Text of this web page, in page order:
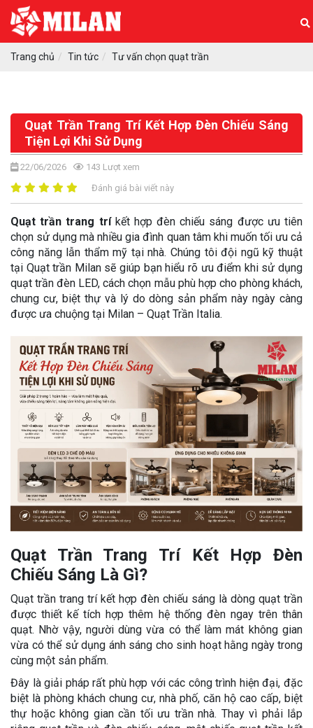
Trang chủ Tin tức Tư vấn chọn quạt trần
Quạt Trần Trang Trí Kết Hợp Đèn Chiếu Sáng
Tiện Lợi Khi Sử Dụng
22/06/2026 143 Lượt xem
Đánh giá bài viết này
Quạt trần trang trí kết hợp đèn chiếu sáng được ưu tiên
chọn sử dụng mà nhiều gia đình quan tâm khi muốn tối ưu cả
công năng lẫn thẩm mỹ tại nhà. Chúng tôi đội ngũ kỹ thuật
tại Quạt trần Milan sẽ giúp bạn hiểu rõ ưu điểm khi sử dụng
quạt trần đèn LED, cách chọn mẫu phù hợp cho phòng khách,
chung cư, biệt thự và lý do dòng sản phẩm này ngày càng
được ưa chuộng tại Milan – Quạt Trần Italia.
Quạt Trần Trang Trí Kết Hợp Đèn
Chiếu Sáng Là Gì?
Quạt trần trang trí kết hợp đèn chiếu sáng là dòng quạt trần
được thiết kế tích hợp thêm hệ thống đèn ngay trên thân
quạt. Nhờ vậy, người dùng vừa có thể làm mát không gian
vừa có thể sử dụng ánh sáng cho sinh hoạt hằng ngày trong
cùng một sản phẩm.
Đây là giải pháp rất phù hợp với các công trình hiện đại, đặc
biệt là phòng khách chung cư, nhà phố, căn hộ cao cấp, biệt
thự hoặc không gian cần tối ưu trần nhà. Thay vì phải lắp